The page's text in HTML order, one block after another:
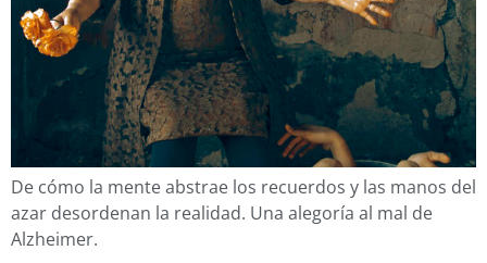
De cómo la mente abstrae los recuerdos y las manos del
azar desordenan la realidad. Una alegoría al mal de
Alzheimer.